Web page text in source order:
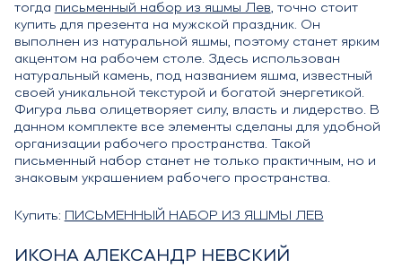
тогда письменный набор из яшмы Лев, точно стоит
купить для презента на мужской праздник. Он
выполнен из натуральной яшмы, поэтому станет ярким
акцентом на рабочем столе. Здесь использован
натуральный камень, под названием яшма, известный
своей уникальной текстурой и богатой энергетикой.
Фигура льва олицетворяет силу, власть и лидерство. В
данном комплекте все элементы сделаны для удобной
организации рабочего пространства. Такой
письменный набор станет не только практичным, но и
знаковым украшением рабочего пространства.
Купить: ПИСЬМЕННЫЙ НАБОР ИЗ ЯШМЫ ЛЕВ
ИКОНА АЛЕКСАНДР НЕВСКИЙ